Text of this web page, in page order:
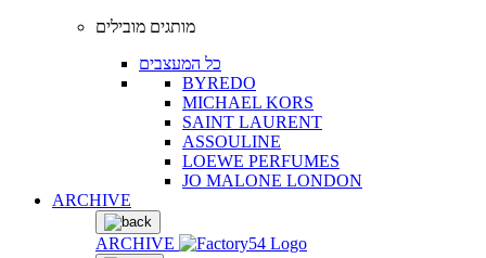
מותגים מובילים
כל המעצבים
BYREDO
MICHAEL KORS
SAINT LAURENT
ASSOULINE
LOEWE PERFUMES
JO MALONE LONDON
ARCHIVE
ARCHIVE